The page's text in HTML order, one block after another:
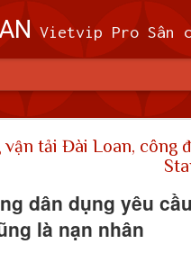
tải Đài Loan, công
dân dụng yêu
là nạn nhân
Vietvip Pro Sân chơi cá cược nhà cái hàng đầu Đài Loan. Vietvip Pro phát hành hơn
theo dõi 9 máy bay
(MND) đã theo
quanh Đài Loan
sáng thứ Tư (7/2).